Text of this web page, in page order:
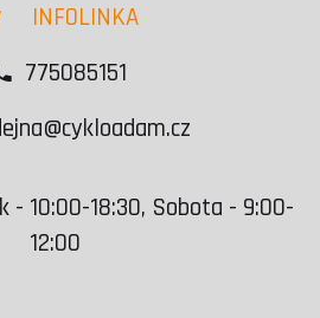
INFOLINKA
775085151
- 10:00-18:30, Sobota - 9:00-
12:00